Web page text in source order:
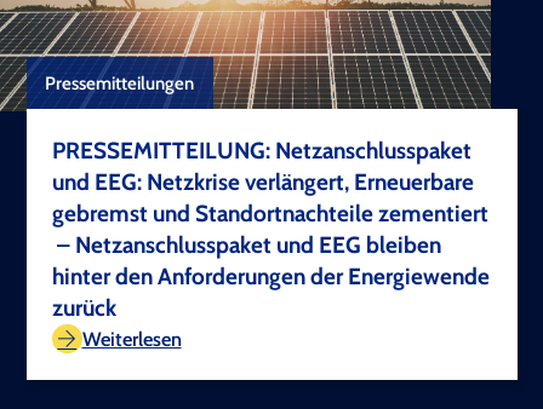
Pressemitteilungen
PRESSEMITTEILUNG: Netzanschlusspaket
und EEG: Netzkrise verlängert, Erneuerbare
gebremst und Standortnachteile zementiert
– Netzanschlusspaket und EEG bleiben
hinter den Anforderungen der Energiewende
zurück
Weiterlesen